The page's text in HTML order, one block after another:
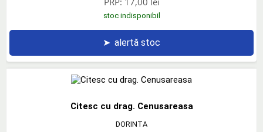
stoc indisponibil
➤ alertă stoc
Citesc cu drag. Cenusareasa
DORINTA